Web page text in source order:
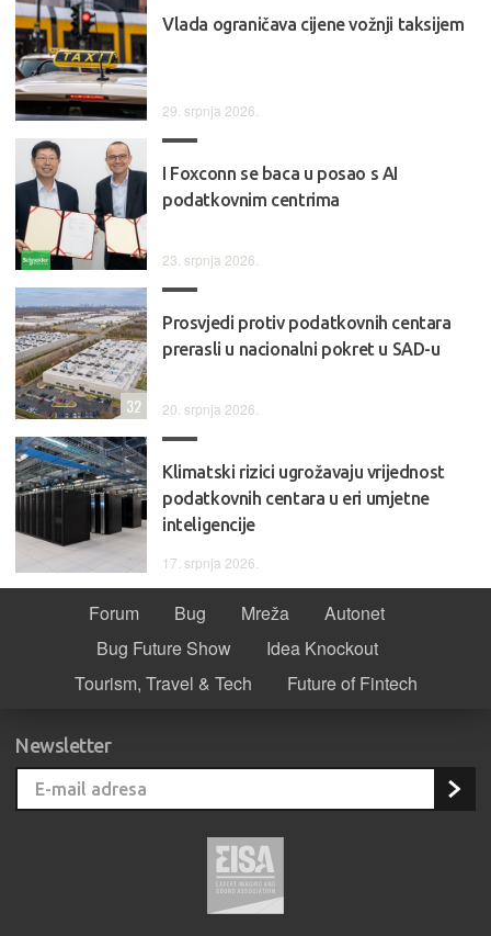
Vlada ograničava cijene vožnji taksijem
29. srpnja 2026.
I Foxconn se baca u posao s AI
podatkovnim centrima
23. srpnja 2026.
Prosvjedi protiv podatkovnih centara
prerasli u nacionalni pokret u SAD-u
20. srpnja 2026.
32
Klimatski rizici ugrožavaju vrijednost
podatkovnih centara u eri umjetne
inteligencije
17. srpnja 2026.
Forum Bug Mreža
Autonet
Bug Future Show
Idea Knockout
Tourism, Travel & Tech
Future of Fintech
Newsletter